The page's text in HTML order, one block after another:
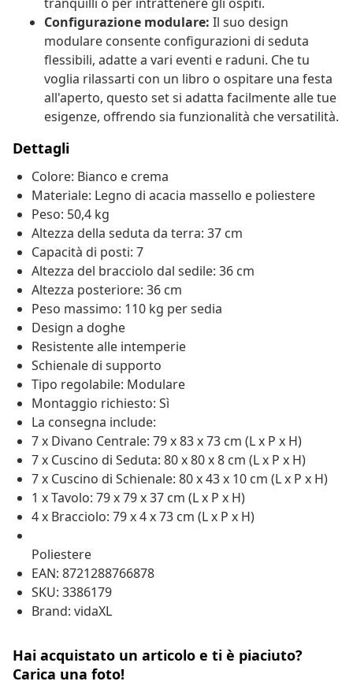
Configurazione modulare: Il suo design
modulare consente configurazioni di seduta
flessibili, adatte a vari eventi e raduni. Che tu
voglia rilassarti con un libro o ospitare una festa
all'aperto, questo set si adatta facilmente alle tue
esigenze, offrendo sia funzionalità che versatilità.
Dettagli
Colore: Bianco e crema
Materiale: Legno di acacia massello e poliestere
Peso: 50,4 kg
Altezza della seduta da terra: 37 cm
Capacità di posti: 7
Altezza del bracciolo dal sedile: 36 cm
Altezza posteriore: 36 cm
Peso massimo: 110 kg per sedia
Design a doghe
Resistente alle intemperie
Schienale di supporto
Tipo regolabile: Modulare
Montaggio richiesto: Sì
La consegna include:
7 x Divano Centrale: 79 x 83 x 73 cm (L x P x H)
7 x Cuscino di Seduta: 80 x 80 x 8 cm (L x P x H)
7 x Cuscino di Schienale: 80 x 43 x 10 cm (L x P x H)
1 x Tavolo: 79 x 79 x 37 cm (L x P x H)
4 x Bracciolo: 79 x 4 x 73 cm (L x P x H)
Poliestere
EAN: 8721288766878
SKU: 3386179
Brand: vidaXL
Hai acquistato un articolo e ti è piaciuto?
Carica una foto!